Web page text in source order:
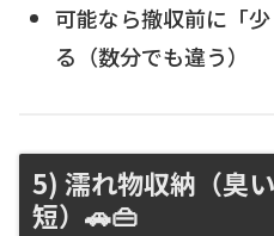
可能なら撤収前に「
る（数分でも違う）
5) 濡れ物収納（臭
短）🚗👜